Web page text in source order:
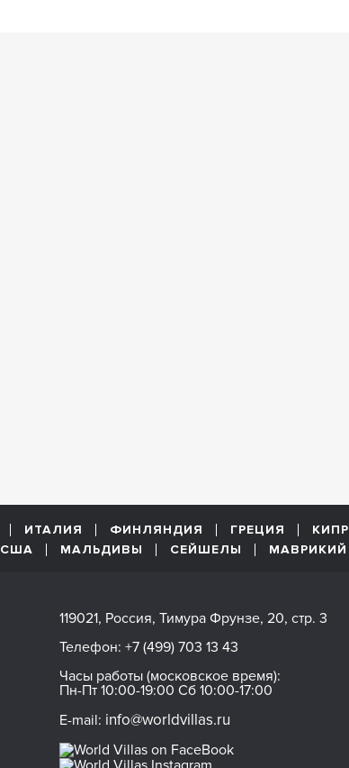
ИТАЛИЯ ФИНЛЯНДИЯ ГРЕЦИЯ КИПР
США
МАЛЬДИВЫ СЕЙШЕЛЫ МАВРИКИЙ
119021, Россия, Тимура Фрунзе, 20, стр. 3
Телефон: +7 (499) 703 13 43
Часы работы (московское время):
Пн-Пт 10:00-19:00 Сб 10:00-17:00
E-mail: info@worldvillas.ru